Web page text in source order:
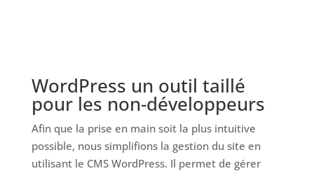
WordPress un outil taillé
pour les non-développeurs
Afin que la prise en main soit la plus intuitive
possible, nous simplifions la gestion du site en
utilisant le CMS WordPress. Il permet de gérer